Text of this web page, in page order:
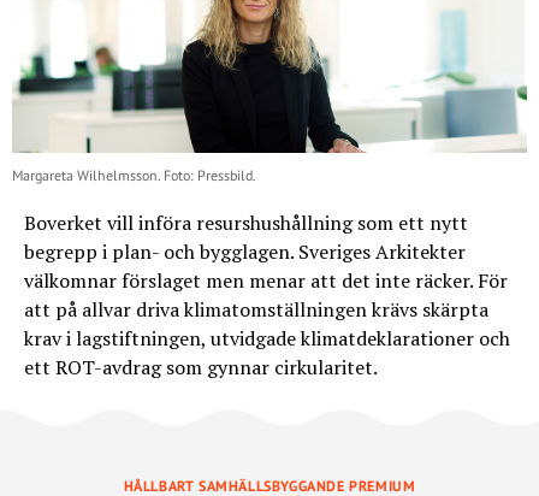
Margareta Wilhelmsson. Foto: Pressbild.
Boverket vill införa resurshushållning som ett nytt
begrepp i plan- och bygglagen. Sveriges Arkitekter
välkomnar förslaget men menar att det inte räcker. För
att på allvar driva klimatomställningen krävs skärpta
krav i lagstiftningen, utvidgade klimatdeklarationer och
ett ROT-avdrag som gynnar cirkularitet.
HÅLLBART SAMHÄLLSBYGGANDE PREMIUM